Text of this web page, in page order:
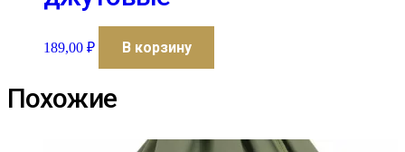
189,00 ₽ В корзину
Похожие